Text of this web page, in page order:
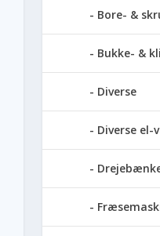
Bore- &
Bukke- &
Diverse
Diverse